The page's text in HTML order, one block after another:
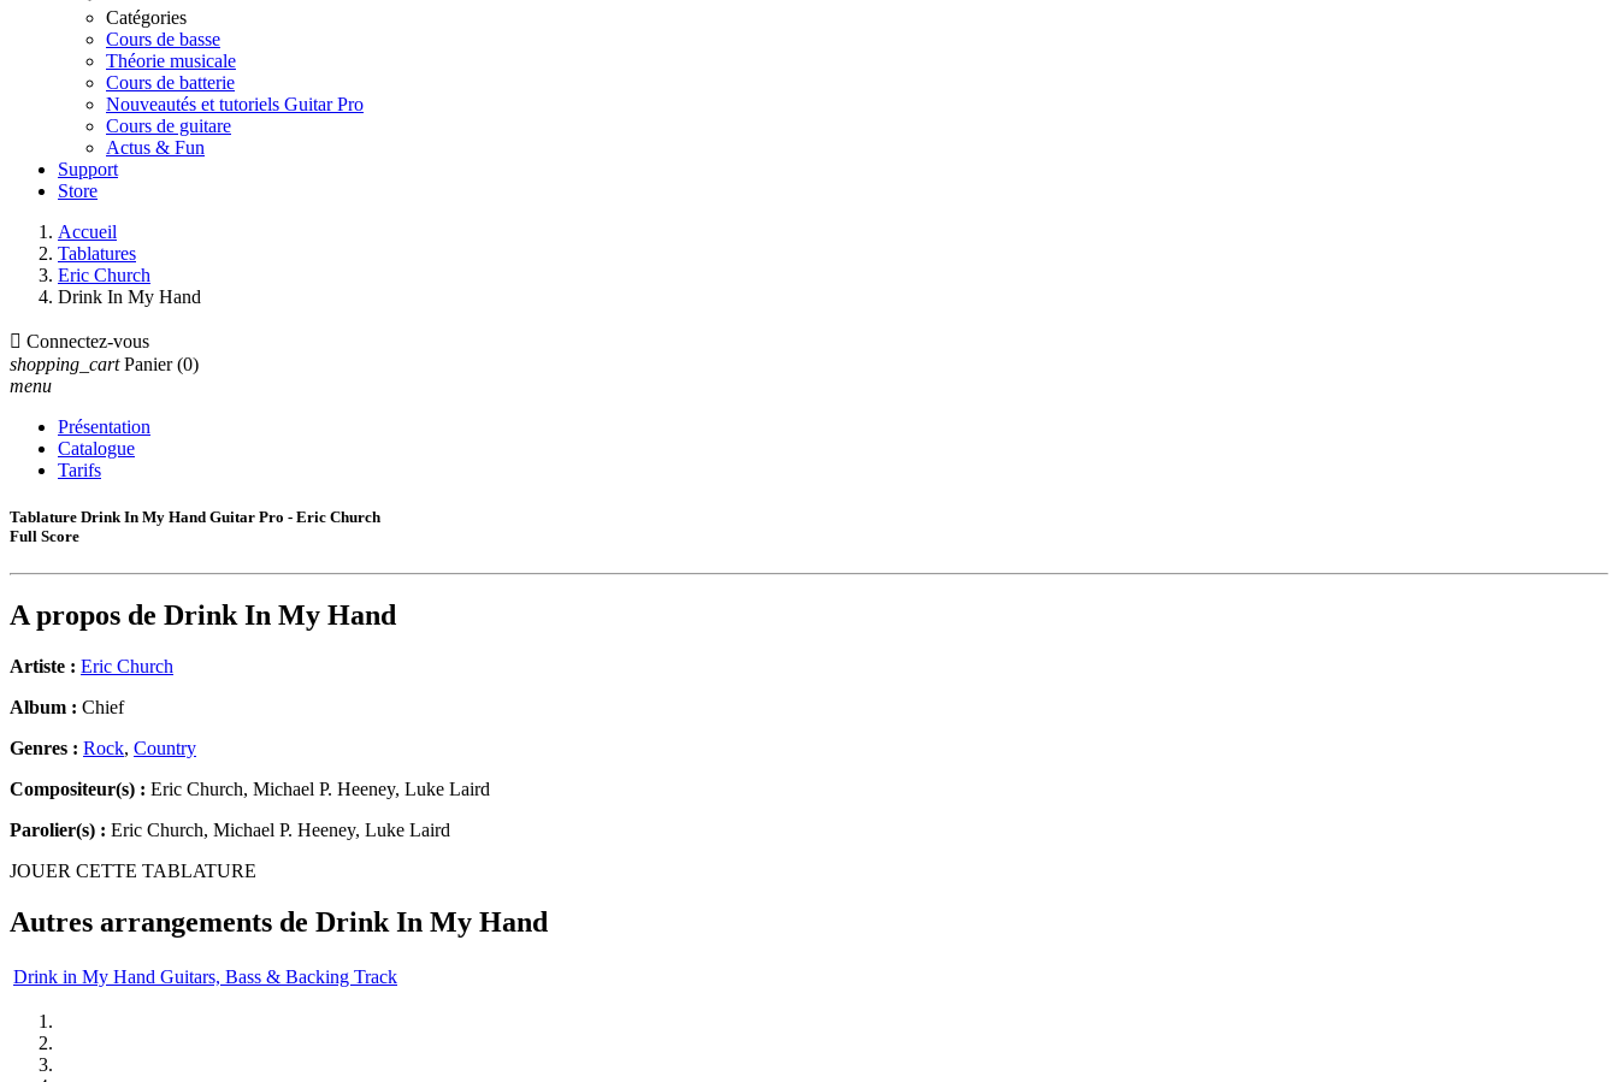
Catégories
Cours de basse
Théorie musicale
Cours de batterie
Nouveautés et tutoriels Guitar Pro
Cours de guitare
Actus & Fun
Support
Store
Accueil
Tablatures
Eric Church
Drink In My Hand
 Connectez-vous
shopping_cart Panier (0)
menu
Présentation
Catalogue
Tarifs
Tablature Drink In My Hand Guitar Pro - Eric Church
Full Score
A propos de Drink In My Hand
Artiste : Eric Church
Album : Chief
Genres : Rock, Country
Compositeur(s) : Eric Church, Michael P. Heeney, Luke Laird
Parolier(s) : Eric Church, Michael P. Heeney, Luke Laird
JOUER CETTE TABLATURE
Autres arrangements de Drink In My Hand
Drink in My Hand Guitars, Bass & Backing Track